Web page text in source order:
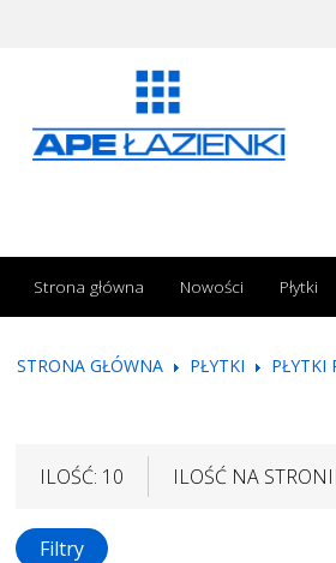
Strona główna Nowości Płytki
STRONA GŁÓWNA PŁYTKI PŁYTKI
ILOŚĆ: 10 ILOŚĆ NA
Filtry